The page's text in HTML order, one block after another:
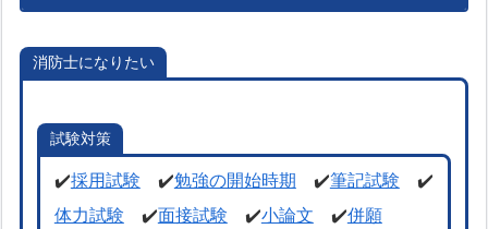
消防士になりたい
試験対策
✔️採用試験 ✔️勉強の開始時期 ✔️筆記試験 ✔️
体力試験 ✔️面接試験 ✔️小論文 ✔️併願